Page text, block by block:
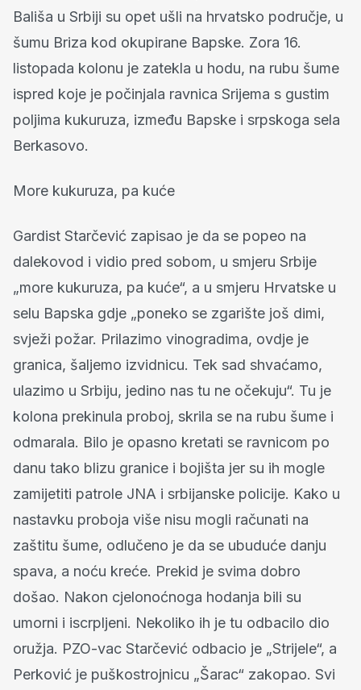
Bališa u Srbiji su opet ušli na hrvatsko područje, u
šumu Briza kod okupirane Bapske. Zora 16.
listopada kolonu je zatekla u hodu, na rubu šume
ispred koje je počinjala ravnica Srijema s gustim
poljima kukuruza, između Bapske i srpskoga sela
Berkasovo.
More kukuruza, pa kuće
Gardist Starčević zapisao je da se popeo na
dalekovod i vidio pred sobom, u smjeru Srbije
„more kukuruza, pa kuće“, a u smjeru Hrvatske u
selu Bapska gdje „poneko se zgarište još dimi,
svježi požar. Prilazimo vinogradima, ovdje je
granica, šaljemo izvidnicu. Tek sad shvaćamo,
ulazimo u Srbiju, jedino nas tu ne očekuju“. Tu je
kolona prekinula proboj, skrila se na rubu šume i
odmarala. Bilo je opasno kretati se ravnicom po
danu tako blizu granice i bojišta jer su ih mogle
zamijetiti patrole JNA i srbijanske policije. Kako u
nastavku proboja više nisu mogli računati na
zaštitu šume, odlučeno je da se ubuduće danju
spava, a noću kreće. Prekid je svima dobro
došao. Nakon cjelonoćnoga hodanja bili su
umorni i iscrpljeni. Nekoliko ih je tu odbacilo dio
oružja. PZO-vac Starčević odbacio je „Strijele“, a
Perković je puškostrojnicu „Šarac“ zakopao. Svi